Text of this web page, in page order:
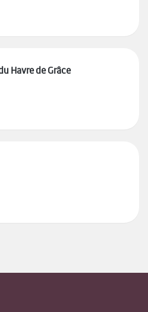
Havre de Grâce